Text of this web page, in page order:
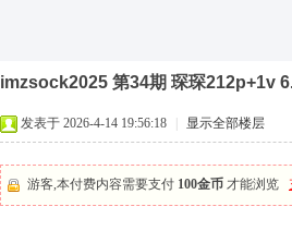
imzsock2025 第34期 琛琛212p+1v
发表于 2026-4-14 19:56:18 显示全部楼层
游客,本付费内容需要支付 100金币 才能浏览